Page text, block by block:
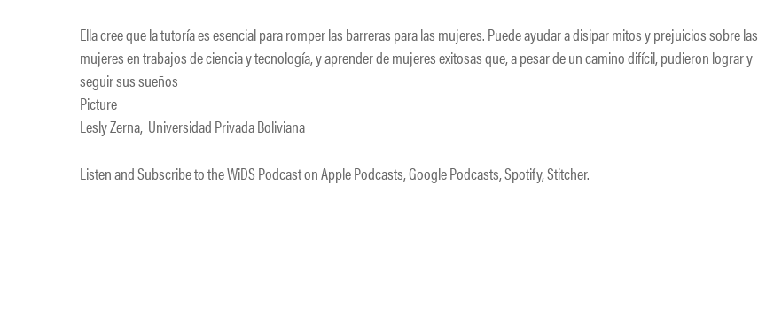
Ella cree que la tutoría es esencial para romper las barreras para las mujeres. Puede ayudar a disipar mitos y prejuicios sobre las
mujeres en trabajos de ciencia y tecnología, y aprender de mujeres exitosas que, a pesar de un camino difícil, pudieron lograr y
seguir sus sueños
Picture
Lesly Zerna, ​ Universidad Privada Boliviana
​Listen and Subscribe to the WiDS Podcast on Apple Podcasts, Google Podcasts, Spotify, Stitcher.